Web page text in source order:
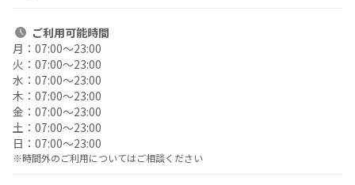
ご利用可能時間
月： 07:00〜23:00
火： 07:00〜23:00
水： 07:00〜23:00
木： 07:00〜23:00
金： 07:00〜23:00
土： 07:00〜23:00
日： 07:00〜23:00
※時間外のご利用についてはご相談ください